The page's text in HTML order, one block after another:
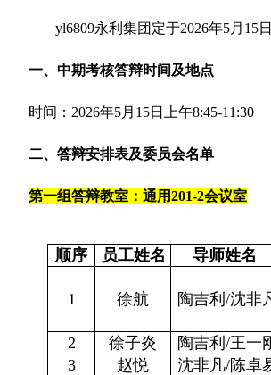
yl6809永利集团定于2026年5月 15
一、中期考核答辩时间及地点
时间： 2026年5月 15日上午8:45-11:30
二、答辩安排表及委员会名单
第一组答辩教室：通用201-2会议室
顺序 员工姓名 导师姓名
1 徐航 陶吉利 /沈非
2 徐子炎 陶吉利 /王一
3
赵悦 沈非凡/陈卓